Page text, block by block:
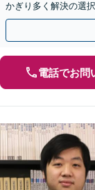
かぎり多く解決の選
電話でお問